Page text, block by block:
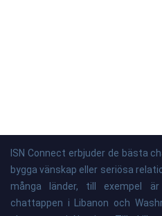
ISN Connect erbjuder de bästa
bygga vänskap eller seriösa
många länder, till exempel
chattappen i Libanon och